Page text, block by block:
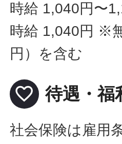
時給 1,040円〜
時給 1,040円 ※
円）を含む
favorite_border 待遇・福
社会保険は雇用